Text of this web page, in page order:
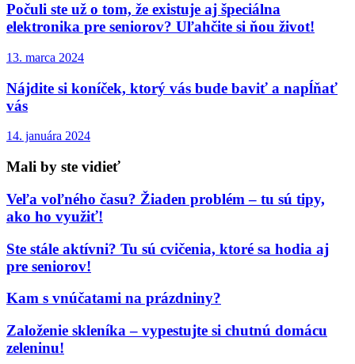
Počuli ste už o tom, že existuje aj špeciálna
elektronika pre seniorov? Uľahčite si ňou život!
13. marca 2024
Nájdite si koníček, ktorý vás bude baviť a napĺňať
vás
14. januára 2024
Mali by ste vidieť
Veľa voľného času? Žiaden problém – tu sú tipy,
ako ho využiť!
Ste stále aktívni? Tu sú cvičenia, ktoré sa hodia aj
pre seniorov!
Kam s vnúčatami na prázdniny?
Založenie skleníka – vypestujte si chutnú domácu
zeleninu!